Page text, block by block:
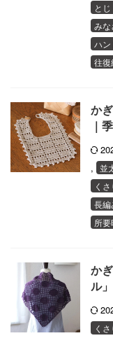
と
みな
ハン
往復
か
｜
, 並
く
長編
所
か
ル
く